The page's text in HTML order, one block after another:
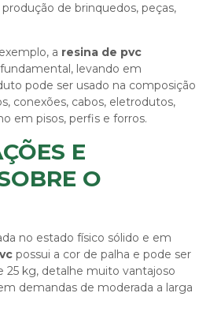
de brinquedos, peças,
a resina de pvc
levando em
pode ser usado na composição
conexões, cabos, eletrodutos,
em pisos, perfis e forros.
E
O
no estado físico sólido e em
possui a cor de palha e pode ser
25 kg, detalhe muito vantajoso
demandas de moderada a larga